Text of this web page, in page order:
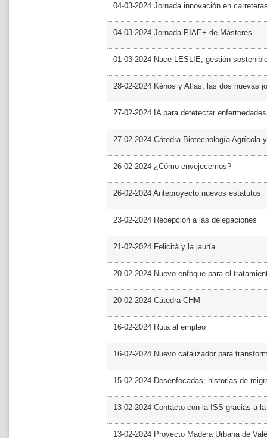
04-03-2024 Jornada innovación en
04-03-2024 Jornada PIAE+ de Másteres
01-03-2024 Nace LESLIE, gestión
28-02-2024 Kénos y Atlas, las dos nuevas
27-02-2024 IA para detetectar
27-02-2024 Cátedra Biotecnología Agrícola
26-02-2024 ¿Cómo envejecemos?
26-02-2024 Anteproyecto nuevos estatutos
23-02-2024 Recepción a las delegaciones
21-02-2024 Felicità y la jauría
20-02-2024 Nuevo enfoque para el
20-02-2024 Cátedra CHM
16-02-2024 Ruta al empleo
16-02-2024 Nuevo catalizador para
15-02-2024 Desenfocadas: historias de
13-02-2024 Contacto con la ISS gracias a
13-02-2024 Proyecto Madera Urbana de